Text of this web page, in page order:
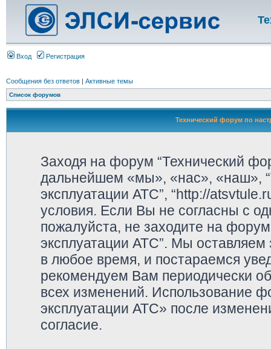
Вход Регистрация
Сообщения без ответов | Активные темы
Список форумов
Технический форум по
Заходя на форум “Технический
дальнейшем «мы», «нас», «наш»,
эксплуатации АТС”, “http://
условия. Если Вы не согласны с
пожалуйста, не заходите на
эксплуатации АТС”. Мы
в любое время, и постараемся
рекомендуем Вам периодически
всех изменений. Использование
эксплуатации АТС» после
согласие.